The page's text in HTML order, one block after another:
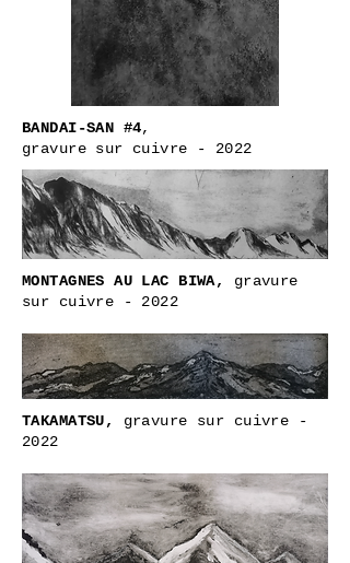
BANDAI-SAN #4,
gravure sur cuivre - 2022
MONTAGNES AU LAC BIWA,
gravure
sur cuivre - 2022
TAKAMATSU,
gravure sur cuivre -
2022